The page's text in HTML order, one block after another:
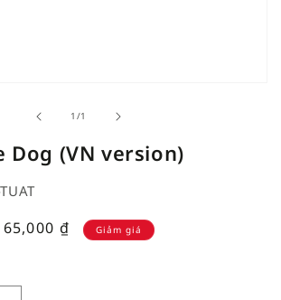
1 /of1
Dog (VN version)
₫ Giảm giá